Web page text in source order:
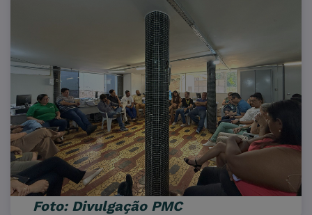
Foto: Divulgação PMC